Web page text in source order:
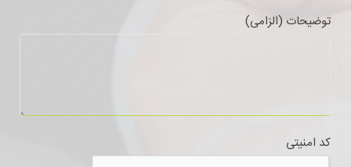
توضیحات (الزامی)
کد امنیتی